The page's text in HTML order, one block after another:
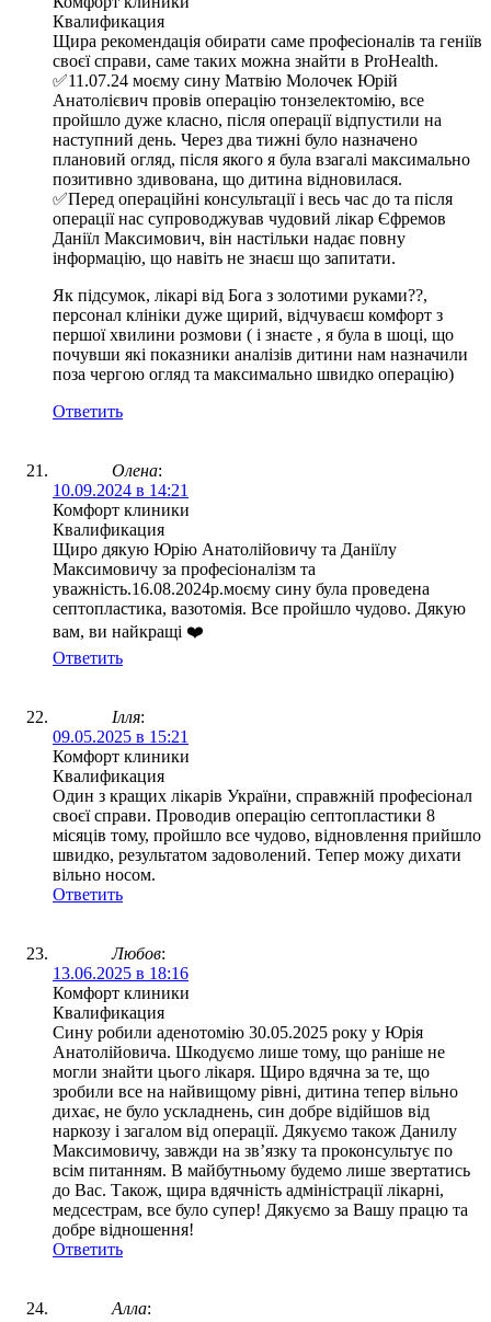
Квалификация
Щира рекомендація обирати саме професіоналів та геніїв
своєї справи, саме таких можна знайти в ProHealth.
✅11.07.24 моєму сину Матвію Молочек Юрій
Анатолієвич провів операцію тонзелектомію, все
пройшло дуже класно, після операції відпустили на
наступний день. Через два тижні було назначено
плановий огляд, після якого я була взагалі максимально
позитивно здивована, що дитина відновилася.
✅Перед операційні консультації і весь час до та після
операції нас супроводжував чудовий лікар Єфремов
Даніїл Максимович, він настільки надає повну
інформацію, що навіть не знаєш що запитати.
Як підсумок, лікарі від Бога з золотими руками??,
персонал клініки дуже щирий, відчуваєш комфорт з
першої хвилини розмови ( і знаєте , я була в шоці, що
почувши які показники аналізів дитини нам назначили
поза чергою огляд та максимально швидко операцію)
Ответить
Олена:
10.09.2024 в 14:21
Комфорт клиники
Квалификация
Щиро дякую Юрію Анатолійовичу та Даніїлу
Максимовичу за професіоналізм та
уважність.16.08.2024р.моєму сину була проведена
септопластика, вазотомія. Все пройшло чудово. Дякую
вам, ви найкращі ❤️
Ответить
Ілля:
09.05.2025 в 15:21
Комфорт клиники
Квалификация
Один з кращих лікарів України, справжній професіонал
своєї справи. Проводив операцію септопластики 8
місяців тому, пройшло все чудово, відновлення прийшло
швидко, результатом задоволений. Тепер можу дихати
вільно носом.
Ответить
Любов:
13.06.2025 в 18:16
Комфорт клиники
Квалификация
Сину робили аденотомію 30.05.2025 року у Юрія
Анатолійовича. Шкодуємо лише тому, що раніше не
могли знайти цього лікаря. Щиро вдячна за те, що
зробили все на найвищому рівні, дитина тепер вільно
дихає, не було ускладнень, син добре відійшов від
наркозу і загалом від операції. Дякуємо також Данилу
Максимовичу, завжди на звʼязку та проконсультує по
всім питанням. В майбутньому будемо лише звертатись
до Вас. Також, щира вдячність адміністрації лікарні,
медсестрам, все було супер! Дякуємо за Вашу працю та
добре відношення!
Ответить
Алла: